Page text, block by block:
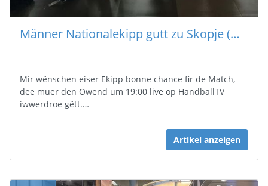
Männer Nationalekipp gutt zu Skopje (MKD) ukomm
Mir wënschen eiser Ekipp bonne chance fir de Match,
dee muer den Owend um 19:00 live op HandballTV
iwwerdroe gëtt.…
Artikel anzeigen